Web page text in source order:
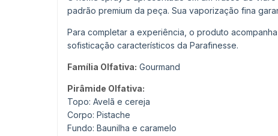
padrão premium da peça. Sua vaporização fina
Para completar a experiência, o produto
sofisticação característicos da Parafinesse.
Família Olfativa: Gourmand
Pirâmide Olfativa:
Topo: Avelã e cereja
Corpo: Pistache
Fundo: Baunilha e caramelo